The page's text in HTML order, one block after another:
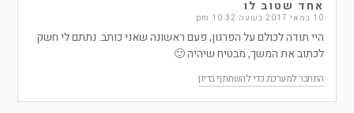
אחד שטוב לו
10 במאי 2017 בשעה 10:32 pm
היי תודה לכולם על הפרגון, פעם ראשונה שאני כותב. נתתם לי חשק
לכתוב את המשך, מבטיח שיהיה 🙂
התחבר למערכת כדי להשתתף בדיון